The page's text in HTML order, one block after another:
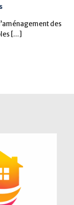
des
[...]